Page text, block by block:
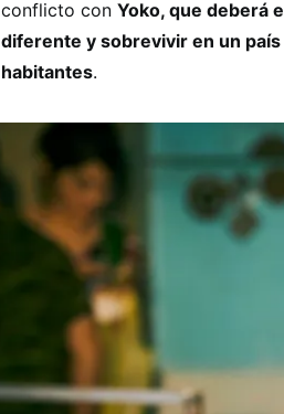
conflicto con Yoko, que deberá
diferente y sobrevivir en un
habitantes.